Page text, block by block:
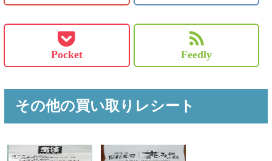
Pocket Feedly
その他の買い取りレシート